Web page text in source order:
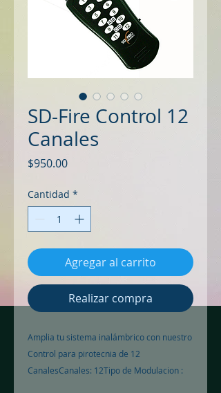
SD-Fire Control 12
Canales
$950.00Precio
Cantidad *
Agregar al carrito
Realizar compra
Amplia tu sistema inalámbrico con nuestro
Control para pirotecnia de 12
CanalesCanales: 12Tipo de Modulacion :